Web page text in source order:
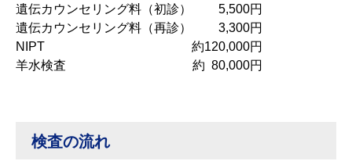
遺伝カウンセリング料（初診）
5,500円
遺伝カウンセリング料（再診）
3,300円
NIPT
約120,000円
羊水検査
約 80,000円
検査の流れ